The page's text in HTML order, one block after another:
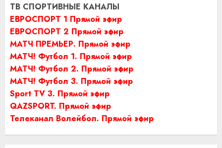
ТВ СПОРТИВНЫЕ КАНАЛЫ
ЕВРОСПОРТ 1 Прямой эфир
ЕВРОСПОРТ 2 Прямой эфир
МАТЧ ПРЕМЬЕР. Прямой эфир
МАТЧ! Футбол 1. Прямой эфир
МАТЧ! Футбол 2. Прямой эфир
МАТЧ! Футбол 3. Прямой эфир
Sport TV 3. Прямой эфир
QAZSPORT. Прямой эфир
Телеканал Волейбол. Прямой эфир